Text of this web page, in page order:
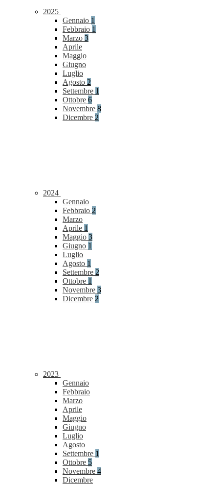
2025
Gennaio 1
Febbraio 1
Marzo 3
Aprile
Maggio
Giugno
Luglio
Agosto 2
Settembre 1
Ottobre 6
Novembre 8
Dicembre 2
2024
Gennaio
Febbraio 2
Marzo
Aprile 1
Maggio 3
Giugno 1
Luglio
Agosto 1
Settembre 2
Ottobre 1
Novembre 3
Dicembre 2
2023
Gennaio
Febbraio
Marzo
Aprile
Maggio
Giugno
Luglio
Agosto
Settembre 1
Ottobre 5
Novembre 4
Dicembre